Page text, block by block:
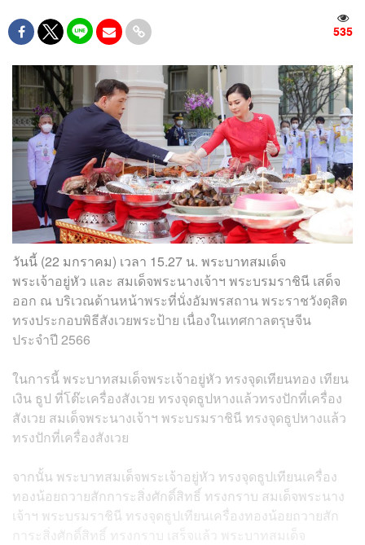
535
วันนี้ (22 มกราคม) เวลา 15.27 น. พระบาทสมเด็จ
พระเจ้าอยู่หัว และ สมเด็จพระนางเจ้าฯ พระบรมราชินี เสด็จ
ออก ณ บริเวณด้านหน้าพระที่นั่งอัมพรสถาน พระราชวังดุสิต
ทรงประกอบพิธีสังเวยพระป้าย เนื่องในเทศกาลตรุษจีน
ประจำปี 2566
ในการนี้ พระบาทสมเด็จพระเจ้าอยู่หัว ทรงจุดเทียนทอง เทียน
เงิน ธูป ที่โต๊ะเครื่องสังเวย ทรงจุดธูปหางแล้วทรงปักที่เครื่อง
สังเวย สมเด็จพระนางเจ้าฯ พระบรมราชินี ทรงจุดธูปหางแล้ว
ทรงปักที่เครื่องสังเวย
จากนั้น พระบาทสมเด็จพระเจ้าอยู่หัว ทรงจุดธูปเทียนเครื่อง
ทองน้อยถวายสักการะสิ่งศักดิ์สิทธิ์ ทรงกราบ สมเด็จพระนาง
เจ้าฯ พระบรมราชินี ทรงจุดธูปเทียนเครื่องทองน้อยถวายสัก
การะสิ่งศักดิ์สิทธิ์ ทรงกราบ เสร็จแล้ว พระบาทสมเด็จ